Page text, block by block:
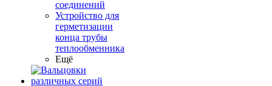
соединений
Устройство для
герметизации
конца трубы
теплообменника
Ещё